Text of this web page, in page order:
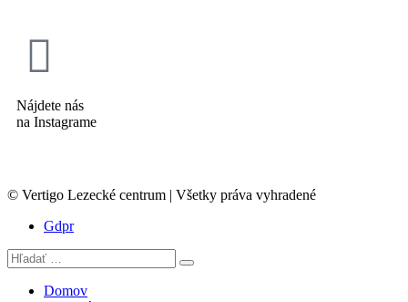
Nájdete nás
na Instagrame
© Vertigo Lezecké centrum | Všetky práva vyhradené
Gdpr
Domov